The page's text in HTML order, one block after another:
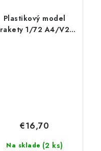
Plastikový model
rakety 1/72 A4/V2
Na sklade (2 ks)
€16,70